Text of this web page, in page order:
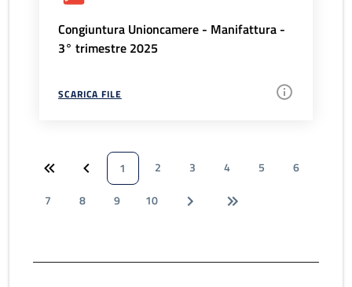
Congiuntura Unioncamere - Manifattura -
3° trimestre 2025
SCARICA FILE
1 2 3 4 5
6
7
8 9 10